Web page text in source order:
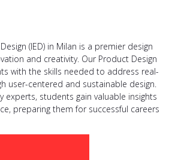
(IED) in Milan is a premier design
and creativity. Our Product Design
with the skills needed to address real-
user-centered and sustainable design.
experts, students gain valuable insights
preparing them for successful careers